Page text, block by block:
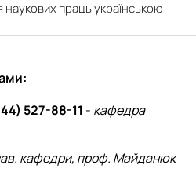
наукових праць українською
527-88-11 - кафедра
кафедри, проф. Майданюк